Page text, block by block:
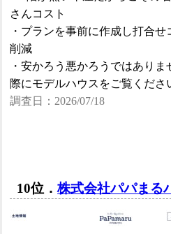
さんコスト
・プランを事前に作成し打合せ
削減
・安かろう悪かろうではありま
際にモデルハウスをご覧くださ
調査日：2026/07/18
10位．株式会社パパま